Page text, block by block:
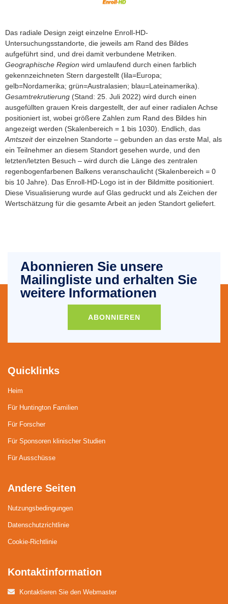
Das radiale Design zeigt einzelne Enroll-HD-
Untersuchungsstandorte, die jeweils am Rand des Bildes
aufgeführt sind, und drei damit verbundene Metriken.
Geographische Region wird umlaufend durch einen farblich
gekennzeichneten Stern dargestellt (lila=Europa;
gelb=Nordamerika; grün=Australasien; blau=Lateinamerika).
Gesamtrekrutierung (Stand: 25. Juli 2022) wird durch einen
ausgefüllten grauen Kreis dargestellt, der auf einer radialen Achse
positioniert ist, wobei größere Zahlen zum Rand des Bildes hin
angezeigt werden (Skalenbereich = 1 bis 1030). Endlich, das
Amtszeitder einzelnen Standorte – gebunden an das erste Mal, als
ein Teilnehmer an diesem Standort gesehen wurde, und den
letzten/letzten Besuch – wird durch die Länge des zentralen
regenbogenfarbenen Balkens veranschaulicht (Skalenbereich = 0
bis 10 Jahre). Das Enroll-HD-Logo ist in der Bildmitte positioniert.
Diese Visualisierung wurde auf Glas gedruckt und als Zeichen der
Wertschätzung für die gesamte Arbeit an jeden Standort geliefert.
Abonnieren Sie unsere
Mailingliste und erhalten Sie
weitere Informationen
ABONNIEREN
Quicklinks
Heim
Für Huntington Familien
Für Forscher
Für Sponsoren klinischer Studien
Für Ausschüsse
Andere Seiten
Nutzungsbedingungen
Datenschutzrichtlinie
Cookie-Richtlinie
Kontaktinformation
Kontaktieren Sie den Webmaster